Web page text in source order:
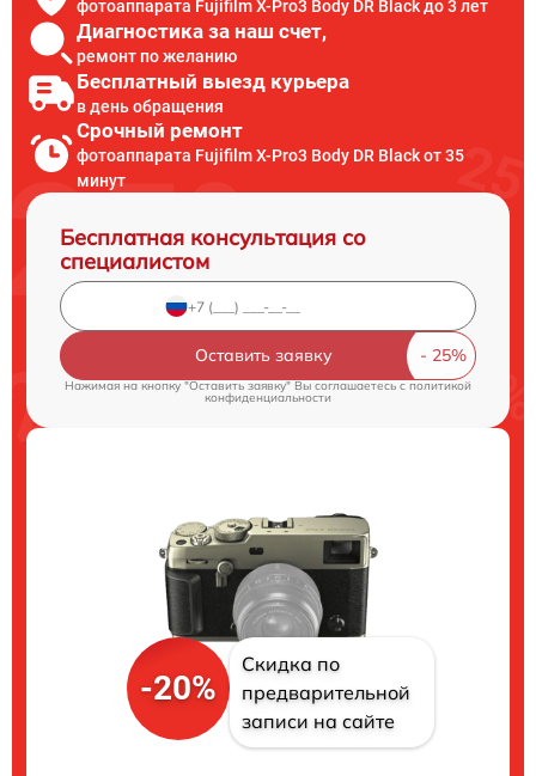
фотоаппарата Fujifilm X-Pro3 Body DR Black до 3 лет
Диагностика за наш счет,
ремонт по желанию
Бесплатный выезд курьера
в день обращения
Срочный ремонт
фотоаппарата Fujifilm X-Pro3 Body DR Black от 35
минут
Бесплатная консультация со
специалистом
Оставить заявку
Нажимая на кнопку "Оставить заявку" Вы соглашаетесь c политикой
конфиденциальности
-20%
Скидка по
предварительной
записи на сайте